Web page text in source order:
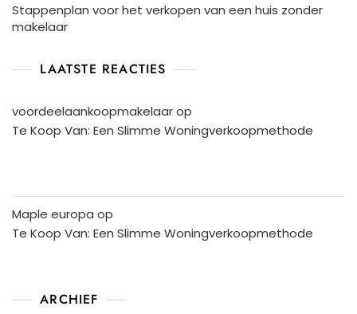
Stappenplan voor het verkopen van een huis zonder
makelaar
LAATSTE REACTIES
voordeelaankoopmakelaarop
Te Koop Van: Een Slimme Woningverkoopmethode
Maple europa op
Te Koop Van: Een Slimme Woningverkoopmethode
ARCHIEF